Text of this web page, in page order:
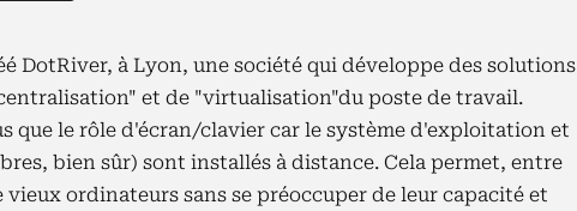
DotRiver, à Lyon, une société qui développe des solutions
et de "virtualisation"du poste de travail.
que le rôle d'écran/clavier car le système d'exploitation et
bien sûr) sont installés à distance. Cela permet, entre
ordinateurs sans se préoccuper de leur capacité et